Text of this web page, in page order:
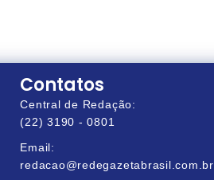
Contatos
Central de Redação:
(22) 3190 - 0801
Email:
redacao@redegazetabrasil.com.br